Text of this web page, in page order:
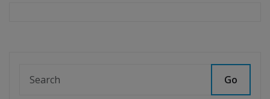
Go